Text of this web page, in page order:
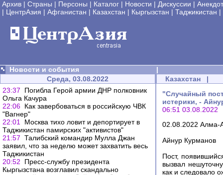
Архив | Страны | Персоны | Каталог | Новости | Дискуссии |
| ЦентрАзия | Афганистан | Казахстан | Кыргызстан | Таджикистан |
Новости и события
|
Среда, 03.08.2022
23:37
Погибла Герой армии ДНР полковник
Ольга Качура
22:06 Как завербоваться в российскую ЧВК
"Вагнер"
22:01
Москва тихо ловит и депортирует в
Таджикистан памирских "активистов"
21:57 Талибский командир Мулла Джан
заявил, что за неделю может захватить весь
Таджикистан
20:52
Пресс-службу президента
Кыргызстана возглавил скандально
Казахстан |
"Случайный
истерики, -
06:51 03.08.2022
02.08.2022 Алма-
Айнур Курманов
Пост,
вызвал
как и следовало